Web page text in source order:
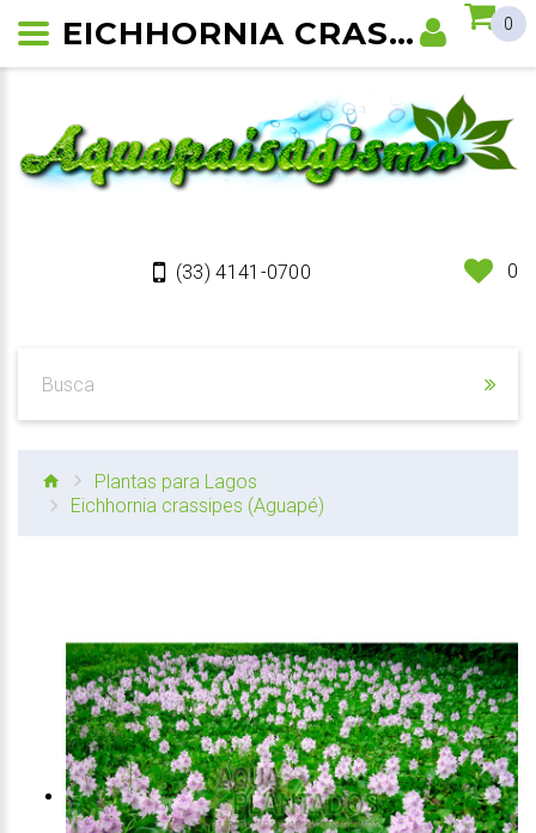
(33) 4141-0700 0
0
Plantas para Lagos
Eichhornia crassipes (Aguapé)
EICHHORNIA CRASSIPES (AGUAPÉ)